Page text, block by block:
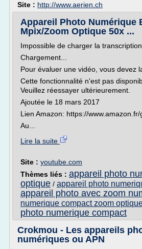
Site : http://www.aerien.ch
Appareil Photo Numérique
Mpix/Zoom Optique 50x ...
Impossible de charger la
Chargement...
Pour évaluer une vidéo, vous devez
Cette fonctionnalité n'est pas
Veuillez réessayer ultérieurement.
Ajoutée le 18 mars 2017
Lien Amazon: https://www.amazon.fr/
Au...
Lire la suite
Site : youtube.com
Thèmes liés : appareil photo
optique / appareil photo
appareil photo avec zoom
numerique compact zoom
photo numerique compact
Crokmou - Les appareils
numériques ou APN